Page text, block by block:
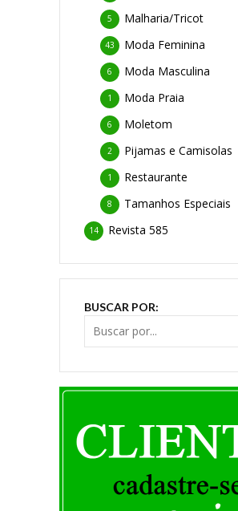
Malharia/Tricot
5
Moda Feminina
43
Moda Masculina
6
Moda Praia
1
Moletom
6
Pijamas e Camisolas
2
Restaurante
1
Tamanhos Especiais
8
Revista 585
14
BUSCAR POR: